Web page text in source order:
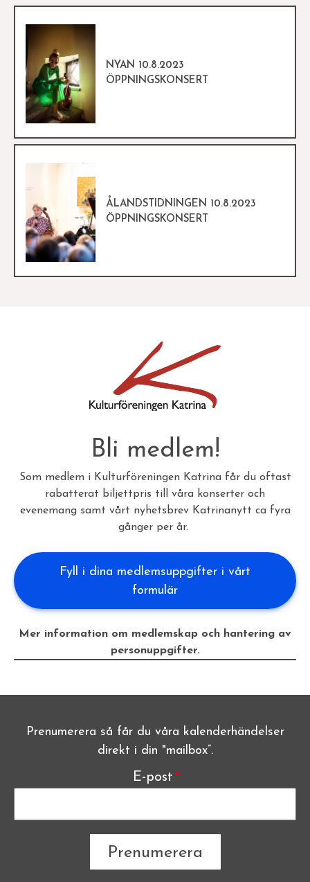
NYAN 10.8.2023
ÖPPNINGSKONSERT
ÅLANDSTIDNINGEN 10.8.2023
ÖPPNINGSKONSERT
Bli medlem!
Som medlem i Kulturföreningen Katrina får du oftast
rabatterat biljettpris till våra konserter och
evenemang samt vårt nyhetsbrev Katrinanytt ca fyra
gånger per år.
Fyll i dina medlemsuppgifter i vårt
formulär
Mer information om medlemskap och hantering av
personuppgifter.
E-post
Prenumerera så får du våra kalenderhändelser
direkt i din "mailbox”.